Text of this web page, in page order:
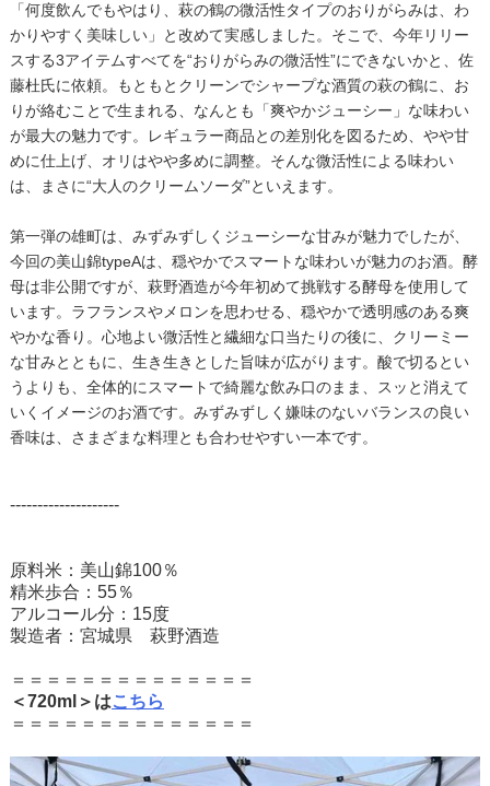
「何度飲んでもやはり、萩の鶴の微活性タイプのおりがらみは、わ
かりやすく美味しい」と改めて実感しました。そこで、今年リリー
スする3アイテムすべてを“おりがらみの微活性”にできないかと、佐
藤杜氏に依頼。もともとクリーンでシャープな酒質の萩の鶴に、お
りが絡むことで生まれる、なんとも「爽やかジューシー」な味わい
が最大の魅力です。レギュラー商品との差別化を図るため、やや甘
めに仕上げ、オリはやや多めに調整。そんな微活性による味わい
は、まさに“大人のクリームソーダ”といえます。
第一弾の雄町は、みずみずしくジューシーな甘みが魅力でしたが、
今回の美山錦typeAは、穏やかでスマートな味わいが魅力のお酒。酵
母は非公開ですが、萩野酒造が今年初めて挑戦する酵母を使用して
います。ラフランスやメロンを思わせる、穏やかで透明感のある爽
やかな香り。心地よい微活性と繊細な口当たりの後に、クリーミー
な甘みとともに、生き生きとした旨味が広がります。酸で切るとい
うよりも、全体的にスマートで綺麗な飲み口のまま、スッと消えて
いくイメージのお酒です。みずみずしく嫌味のないバランスの良い
香味は、さまざまな料理とも合わせやすい一本です。
--------------------
原料米：美山錦100％
精米歩合：55％
アルコール分：15度
製造者：宮城県 萩野酒造
＝＝＝＝＝＝＝＝＝＝＝＝＝＝
＜720ml＞はこちら
＝＝＝＝＝＝＝＝＝＝＝＝＝＝